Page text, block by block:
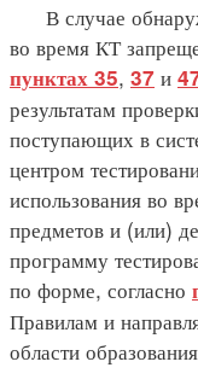
В случае
во время КТ
пунктах 35, 37 и
результатам
поступающих в
центром
использования во
предметов и (или)
программу
по форме, согласно
Правилам и
области